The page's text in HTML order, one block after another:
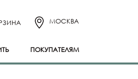
МОСКВА
ПОКУПАТЕЛЯМ